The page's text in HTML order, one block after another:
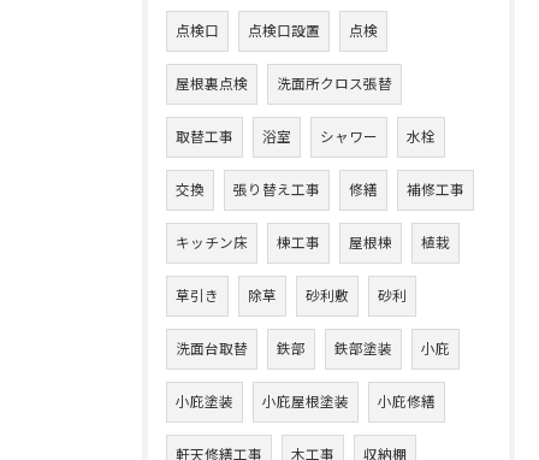
点検口 点検口設置 点検
屋根裏点検 洗面所クロス張替
取替工事 浴室 シャワー 水栓
交換 張り替え工事 修繕 補修工事
キッチン床 棟工事 屋根棟 植栽
草引き 除草 砂利敷 砂利
洗面台取替 鉄部 鉄部塗装 小庇
小庇塗装 小庇屋根塗装 小庇修繕
軒天修繕工事 木工事 収納棚